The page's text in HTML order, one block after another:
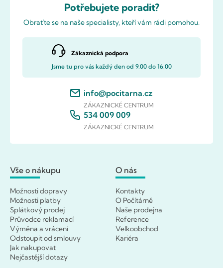
Potřebujete poradit?
Obraťte se na naše specialisty, kteří vám rádi pomohou.
Zákaznická podpora
Jsme tu pro vás každý den od 9.00 do 16.00
info@pocitarna.cz
ZÁKAZNICKÉ CENTRUM
534 009 009
ZÁKAZNICKÉ CENTRUM
Vše o nákupu
Možnosti dopravy
Možnosti platby
Splátkový prodej
Průvodce reklamací
Výměna a vrácení
Odstoupit od smlouvy
Jak nakupovat
Nejčastější dotazy
O nás
Kontakty
O Počítárně
Naše prodejna
Reference
Velkoobchod
Kariéra